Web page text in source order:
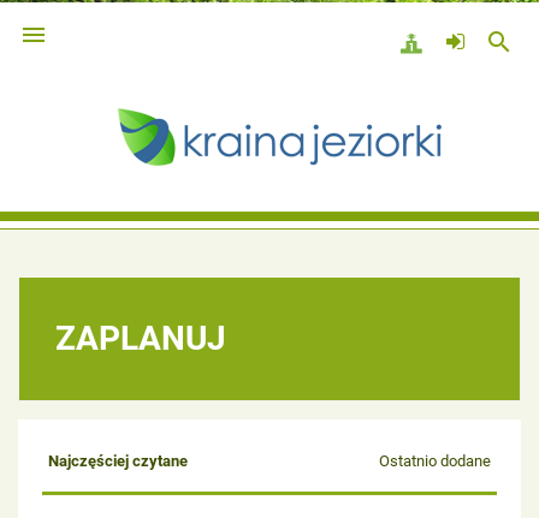
 search
ZAPLANUJ
Najczęściej czytane Ostatnio dodane